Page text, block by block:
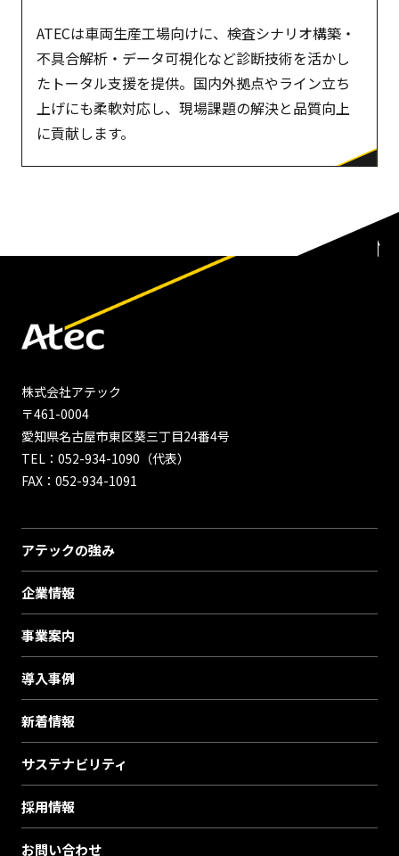
ATECは車両生産工場向けに、検査シナリオ構築・
不具合解析・データ可視化など診断技術を活かし
たトータル支援を提供。国内外拠点やライン立ち
上げにも柔軟対応し、現場課題の解決と品質向上
に貢献します。
株式会社アテック
〒461-0004
愛知県名古屋市東区葵三丁目24番4号
TEL：052-934-1090（代表）
FAX：052-934-1091
アテックの強み
企業情報
事業案内
導入事例
新着情報
サステナビリティ
採用情報
お問い合わせ